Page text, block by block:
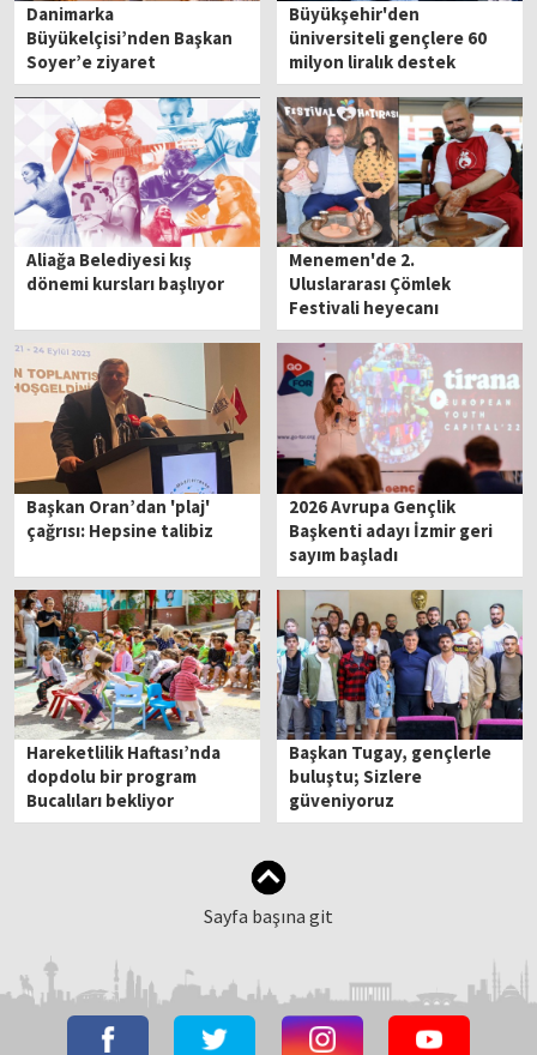
Danimarka
Büyükelçisi’nden Başkan
Soyer’e ziyaret
Büyükşehir'den
üniversiteli gençlere 60
milyon liralık destek
Aliağa Belediyesi kış
dönemi kursları başlıyor
Menemen'de 2.
Uluslararası Çömlek
Festivali heyecanı
Başkan Oran’dan 'plaj'
çağrısı: Hepsine talibiz
2026 Avrupa Gençlik
Başkenti adayı İzmir geri
sayım başladı
Hareketlilik Haftası’nda
dopdolu bir program
Bucalıları bekliyor
Başkan Tugay, gençlerle
buluştu; Sizlere
güveniyoruz
Sayfa başına git